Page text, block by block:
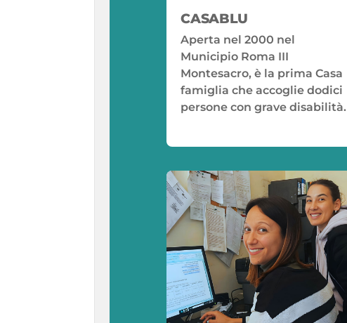
CASABLU
Aperta nel 2000 nel
Municipio Roma III
Montesacro, è la prima Casa
famiglia che accoglie dodici
persone con grave disabilità.